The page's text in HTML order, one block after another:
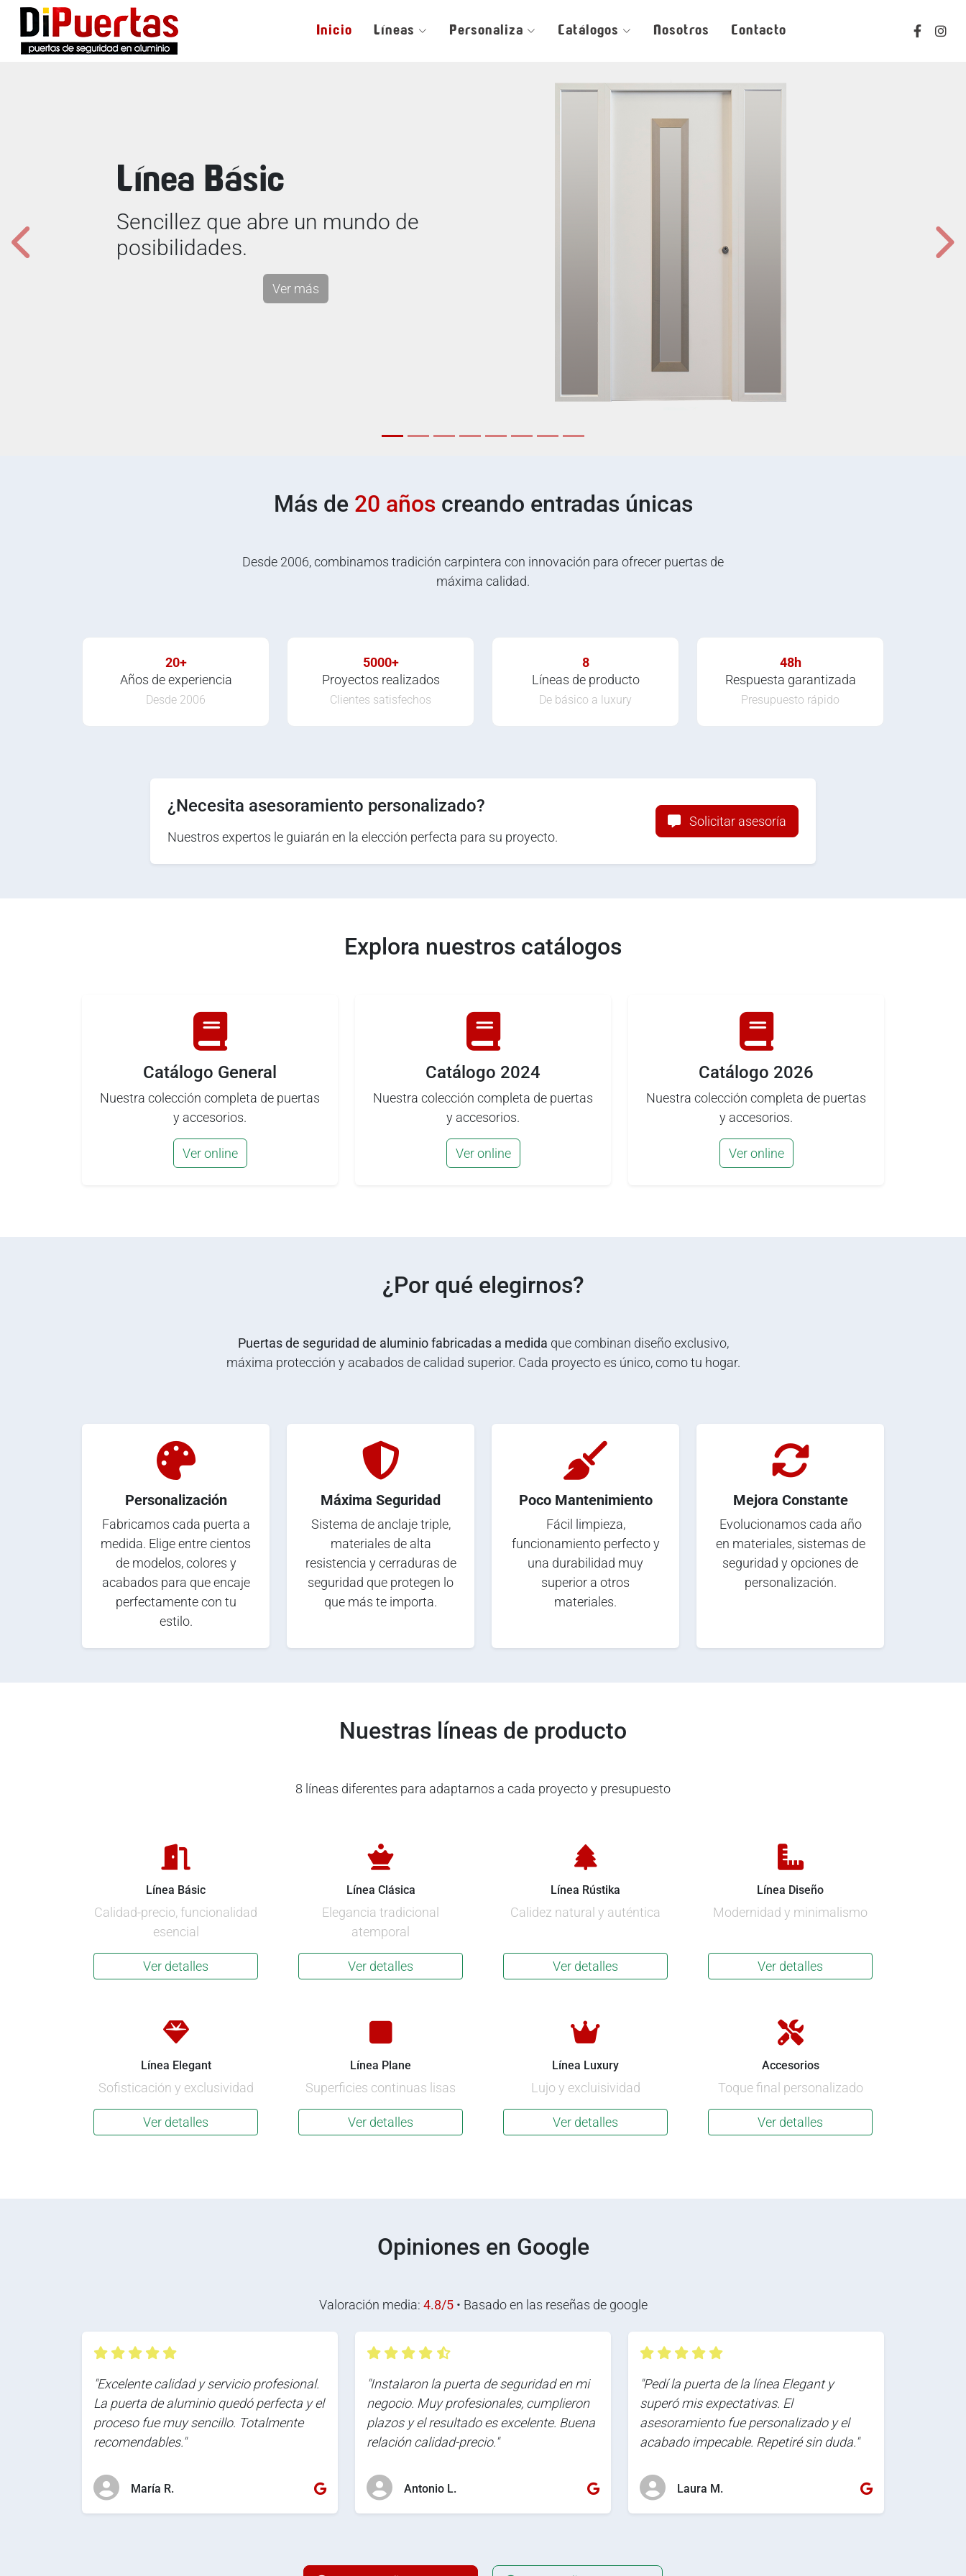
Inicio Líneas Personaliza Catálogos Nosotros Contacto
Línea Clásica
Tradición y elegancia
Más de 20 años creando entradas únicas
Desde 2006, combinamos tradición carpintera con innovación para ofrecer puertas de
máxima calidad.
20+
Años de experiencia
Desde 2006
5000+
Proyectos realizados
Clientes satisfechos
8
Líneas de producto
De básico a luxury
48h
Respuesta garantizada
Presupuesto rápido
¿Necesita asesoramiento personalizado?
Nuestros expertos le guiarán en la elección perfecta para su proyecto.
Solicitar asesoría
Explora nuestros catálogos
Catálogo General
Nuestra colección completa de puertas
y accesorios.
Ver online
Catálogo 2024
Nuestra colección completa de puertas
y accesorios.
Ver online
Catálogo 2026
Nuestra colección completa de puertas
y accesorios.
Ver online
¿Por qué elegirnos?
Puertas de seguridad de aluminio fabricadas a medida que combinan diseño exclusivo,
máxima protección y acabados de calidad superior. Cada proyecto es único, como tu hogar.
Personalización
Fabricamos cada puerta a
medida. Elige entre cientos
de modelos, colores y
acabados para que encaje
perfectamente con tu
estilo.
Máxima Seguridad
Sistema de anclaje triple,
materiales de alta
resistencia y cerraduras de
seguridad que protegen lo
que más te importa.
Poco Mantenimiento
Fácil limpieza,
funcionamiento perfecto y
una durabilidad muy
superior a otros
materiales.
Mejora Constante
Evolucionamos cada año
en materiales, sistemas de
seguridad y opciones de
personalización.
Nuestras líneas de producto
8 líneas diferentes para adaptarnos a cada proyecto y presupuesto
Línea Básic
Calidad-precio, funcionalidad
esencial
Ver detalles
Línea Clásica
Elegancia tradicional
atemporal
Ver detalles
Línea Rústika
Calidez natural y auténtica
Ver detalles
Línea Diseño
Modernidad y minimalismo
Ver detalles
Línea Elegant
Sofisticación y exclusividad
Ver detalles
Línea Plane
Superficies continuas lisas
Ver detalles
Línea Luxury
Lujo y excluisividad
Ver detalles
Accesorios
Toque final personalizado
Ver detalles
Opiniones en Google
Valoración media: 4.8/5• Basado en las reseñas de google
"Excelente calidad y servicio profesional.
La puerta de aluminio quedó perfecta y el
proceso fue muy sencillo. Totalmente
recomendables."
María R.
"Instalaron la puerta de seguridad en mi
negocio. Muy profesionales, cumplieron
plazos y el resultado es excelente. Buena
relación calidad-precio."
Antonio L.
"Pedí la puerta de la línea Elegant y
superó mis expectativas. El
asesoramiento fue personalizado y el
acabado impecable. Repetiré sin duda."
Laura M.